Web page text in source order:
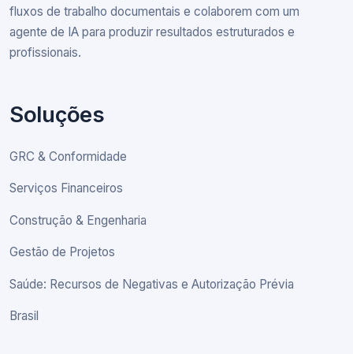
fluxos de trabalho documentais e colaborem com um
agente de IA para produzir resultados estruturados e
profissionais.
Soluções
GRC & Conformidade
Serviços Financeiros
Construção & Engenharia
Gestão de Projetos
Saúde: Recursos de Negativas e Autorização Prévia
Brasil